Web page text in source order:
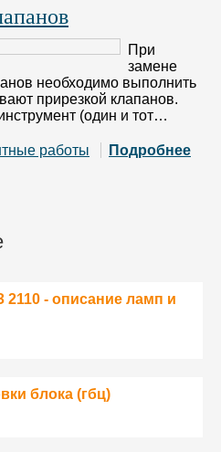
При
замене
необходимо выполнить
прирезкой клапанов.
(один и тот…
работы
Подробнее
- описание ламп и
блока (гбц)